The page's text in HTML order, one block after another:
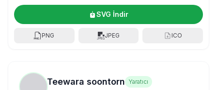
SVG İndir
PNG JPEG ICO
Teewara soontorn Yaratıcı